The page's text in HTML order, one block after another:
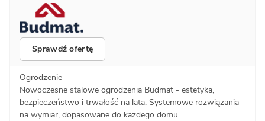
Sprawdź ofertę
Ogrodzenie
Nowoczesne stalowe ogrodzenia Budmat - estetyka,
bezpieczeństwo i trwałość na lata. Systemowe rozwiązania
na wymiar, dopasowane do każdego domu.